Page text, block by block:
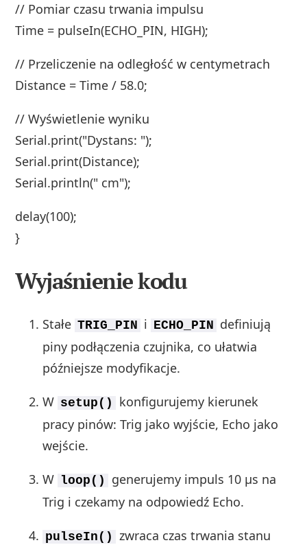
// Pomiar czasu trwania impulsu
Time = pulseIn(ECHO_PIN, HIGH);
// Przeliczenie na odległość w centymetrach
Distance = Time / 58.0;
// Wyświetlenie wyniku
Serial.print("Dystans: ");
Serial.print(Distance);
Serial.println(" cm");
delay(100);
}
Wyjaśnienie kodu
Stałe TRIG_PIN i ECHO_PIN definiują
piny podłączenia czujnika, co ułatwia
późniejsze modyfikacje.
W setup()
konfigurujemy kierunek
pracy pinów: Trig jako wyjście, Echo jako
wejście.
W loop()
generujemy impuls 10 µs na
Trig i czekamy na odpowiedź Echo.
pulseIn() zwraca czas trwania stanu